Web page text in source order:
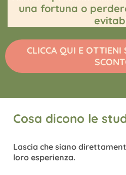
una fortuna o
CLICCA QUI E
Cosa dicono le
Lascia che siano
loro esperienza.